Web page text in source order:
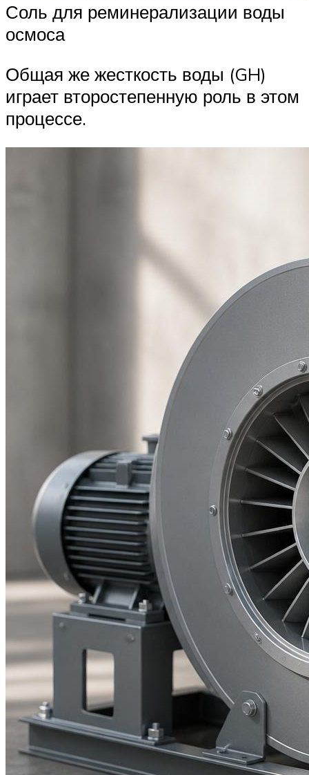
Соль для реминерализации воды
осмоса
Общая же жесткость воды (GH)
играет второстепенную роль в этом
процессе.